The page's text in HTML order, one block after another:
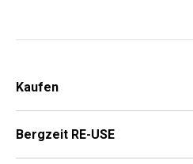
Kaufen
Bergzeit RE-USE